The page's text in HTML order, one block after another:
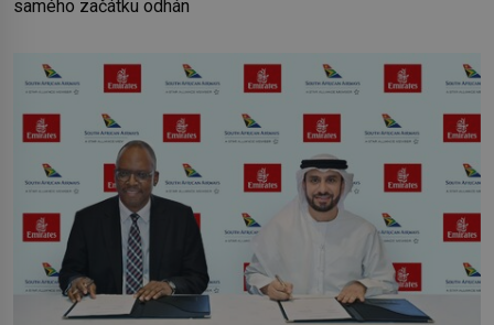
samého začátku odhán